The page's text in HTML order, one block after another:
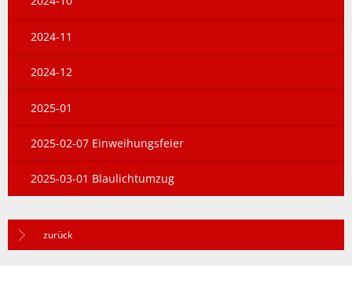
2024-11
2024-12
2025-01
2025-02-07 Einweihungsfeier
2025-03-01 Blaulichtumzug
zurück